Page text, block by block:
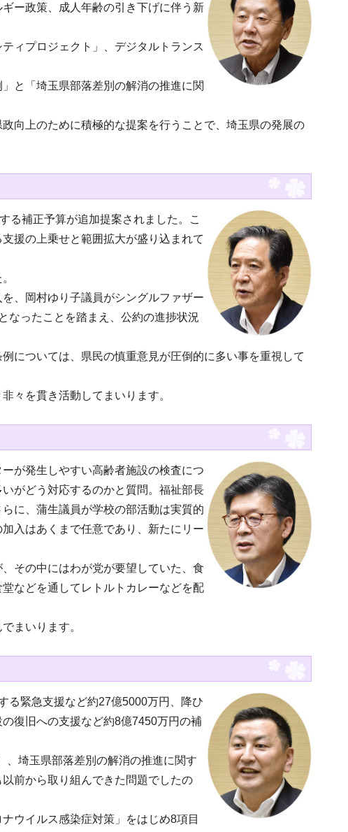
ー政策、成人年齢の引き下げに伴う新
ィプロジェクト」、デジタルトランス
と「埼玉県部落差別の解消の推進に関
向上のために積極的な提案を行うことで、埼玉県の発展の
る補正予算が追加提案されました。こ
援の上乗せと範囲拡大が盛り込まれて
、岡村ゆり子議員がシングルファザー
なったことを踏まえ、公約の進捗状況
については、県民の慎重意見が圧倒的に多い事を重視して
々を貫き活動してまいります。
が発生しやすい高齢者施設の検査につ
がどう対応するのかと質問。福祉部長
に、蒲生議員が学校の部活動は実質的
入はあくまで任意であり、新たにリー
その中にはわが党が要望していた、食
などを通してレトルトカレーなどを配
まいります。
る緊急支援など約27億5000万円、降ひ
復旧への支援など約8億7450万円の補
、埼玉県部落差別の解消の推進に関す
前から取り組んできた問題でしたの
ウイルス感染症対策」をはじめ8項目